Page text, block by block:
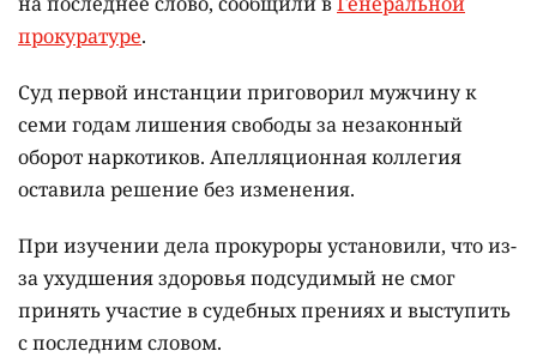
прокуратуре.
Суд первой инстанции приговорил мужчину к
семи годам лишения свободы за незаконный
оборот наркотиков. Апелляционная коллегия
оставила решение без изменения.
При изучении дела прокуроры установили, что из-
за ухудшения здоровья подсудимый не смог
принять участие в судебных прениях и выступить
с последним словом.